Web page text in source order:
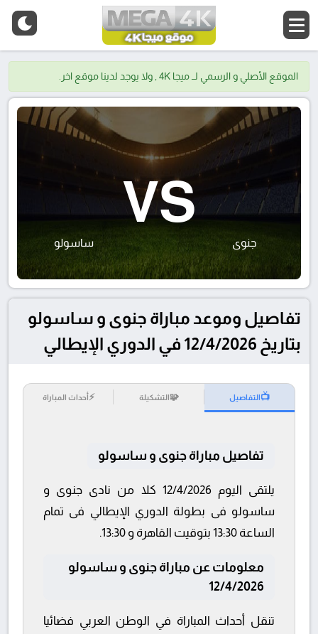
الموقع الأصلي و الرسمي لــ ميجا 4K , ولا يوجد لدينا موقع اخر.
جنوى
VS
ساسولو
تفاصيل وموعد مباراة جنوى و ساسولو
بتاريخ 12/4/2026 في الدوري الإيطالي
📺التفاصيل 🧩التشكيلة ⚡أحداث المباراة
تفاصيل مباراة جنوى و ساسولو
يلتقى اليوم 12/4/2026 كلا من نادى جنوى و
ساسولو فى بطولة الدوري الإيطالي فى تمام
الساعة 13:30 بتوقيت القاهرة و 13:30.
معلومات عن مباراة جنوى و ساسولو
12/4/2026
تنقل أحداث المباراة في الوطن العربي فضائيا